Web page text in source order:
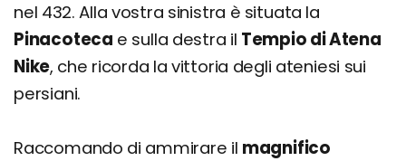
nel 432. Alla vostra sinistra è situata la
Pinacoteca e sulla destra il Tempio di Atena
Nike, che ricorda la vittoria degli ateniesi sui
persiani.
Raccomando di ammirare il magnifico